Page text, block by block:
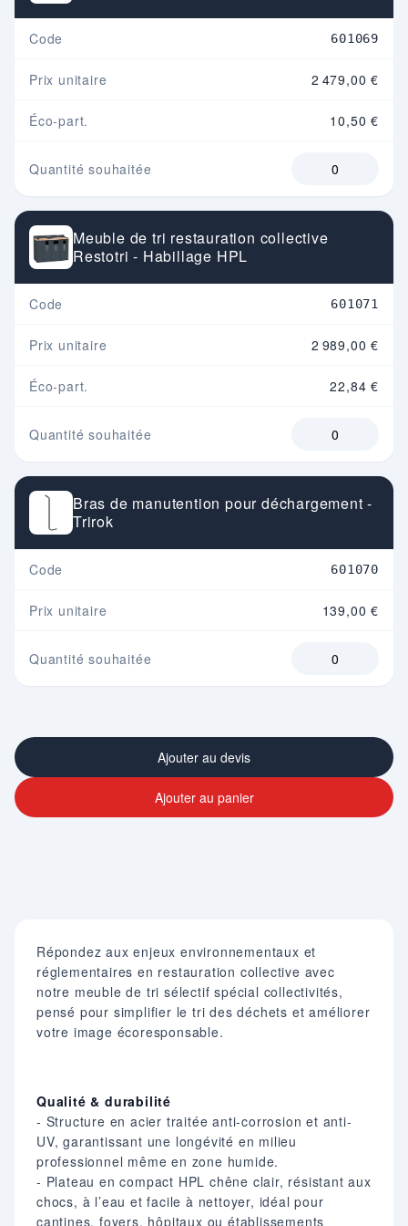
Code 601069
Prix unitaire 2 479,00 €
Éco-part. 10,50 €
Quantité souhaitée
Meuble de tri restauration collective
Restotri - Habillage HPL
Code 601071
Prix unitaire 2 989,00 €
Éco-part. 22,84 €
Quantité souhaitée
Bras de manutention pour déchargement -
Trirok
Code 601070
Prix unitaire 139,00 €
Quantité souhaitée
Ajouter au devis
Ajouter au panier
Répondez aux enjeux environnementaux et
réglementaires en restauration collective avec
notre meuble de tri sélectif spécial collectivités,
pensé pour simplifier le tri des déchets et améliorer
votre image écoresponsable.
Qualité & durabilité
- Structure en acier traitée anti-corrosion et anti-
UV, garantissant une longévité en milieu
professionnel même en zone humide.
- Plateau en compact HPL chêne clair, résistant aux
chocs, à l’eau et facile à nettoyer, idéal pour
cantines, foyers, hôpitaux ou établissements